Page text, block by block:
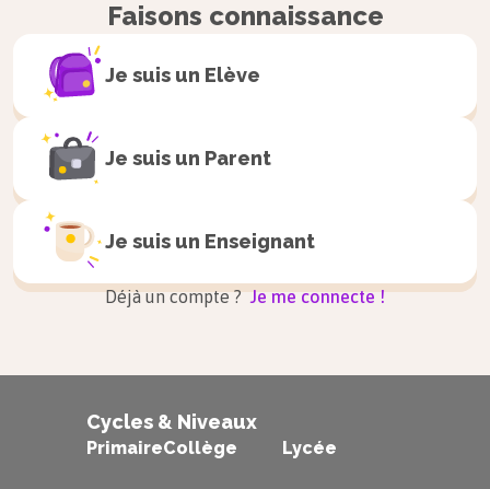
Faisons connaissance
Je suis un Elève
Je suis un Parent
Je suis un Enseignant
Déjà un compte ? Je me connecte !
Cycles & Niveaux
PrimaireCollège Lycée